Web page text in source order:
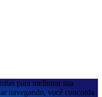
para melhorar sua
navegando, você concorda